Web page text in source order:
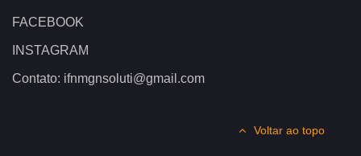
FACEBOOK
INSTAGRAM
Contato: ifnmgnsoluti@gmail.com
Voltar ao topo